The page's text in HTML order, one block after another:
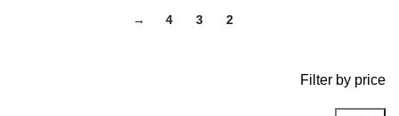
Filter by price
2
3
4
→